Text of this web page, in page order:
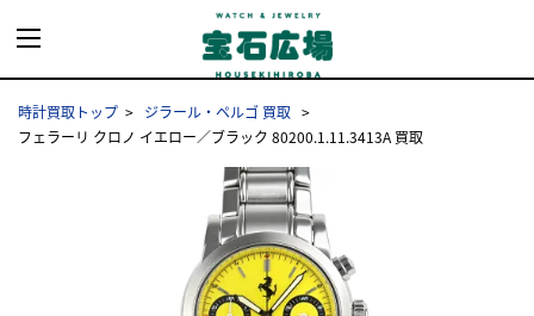
時計買取トップ
ジラール・ペルゴ 買取
フェラーリ クロノ イエロー／ブラック 80200.1.11.3413A 買取